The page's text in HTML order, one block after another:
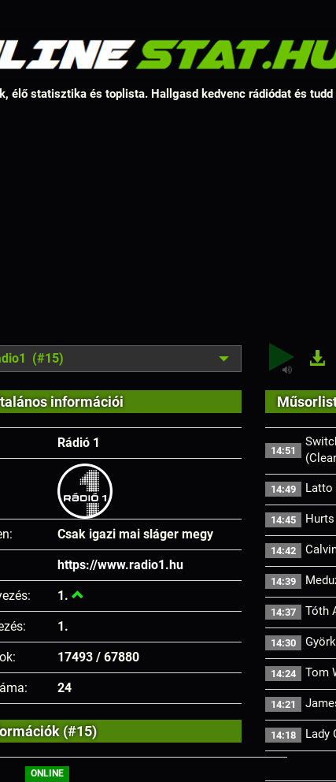
élő statisztika és toplista. Hallgasd kedvenc rádiódat és
(#15)
információi
Rádió 1
Csak igazi mai sláger megy
https://www.radio1.hu
1.
1.
17493 / 67880
24
(#15)
ONLINE
14:51
14:49 Latto
14:45
14:42
14:39
14:37 Tóth
14:30
14:24 Tom
14:21
14:18 Lady